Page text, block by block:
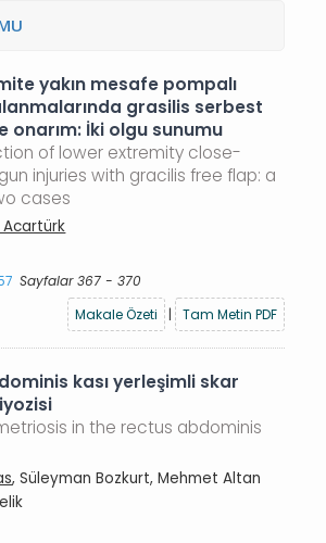
yakın mesafe pompalı
grasilis serbest
onarım: İki olgu sunumu
of lower extremity close-
injuries with gracilis free flap: a
cases
Acartürk
Sayfalar 367 - 370
Makale Özeti
| Tam Metin PDF
kası yerleşimli skar
in the rectus abdominis
, Süleyman Bozkurt, Mehmet Altan